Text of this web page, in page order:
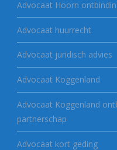
Advocaat Hoorn
Advocaat huurrecht
Advocaat juridisch advies
Advocaat Koggenland
Advocaat Koggenland
partnerschap
Advocaat kort geding